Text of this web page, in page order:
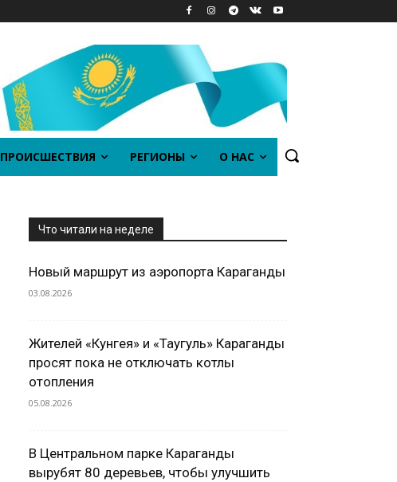
ПРОИСШЕСТВИЯ РЕГИОНЫ О НАС
Что читали на неделе
Новый маршрут из аэропорта Караганды
03.08.2026
Жителей «Кунгея» и «Таугуль» Караганды
просят пока не отключать котлы
отопления
05.08.2026
В Центральном парке Караганды
вырубят 80 деревьев, чтобы улучшить